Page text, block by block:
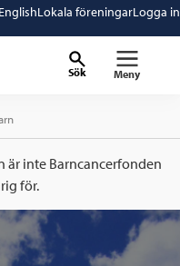
Lokala föreningarLogga in
Sök Meny
är inte Barncancerfonden
för.